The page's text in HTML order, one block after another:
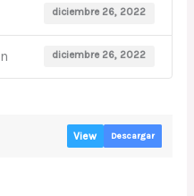
diciembre 26, 2022
diciembre 26, 2022
View Descargar